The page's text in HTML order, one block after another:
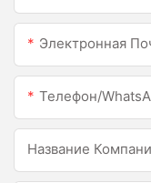
Электронная
Телефон/
Название